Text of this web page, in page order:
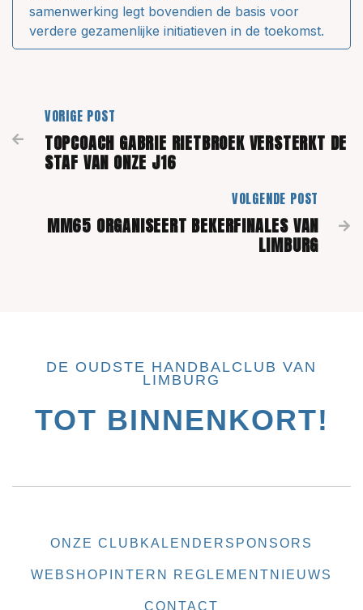
samenwerking legt bovendien de basis voor
verdere gezamenlijke initiatieven in de toekomst.

VORIGE POST
TOPCOACH GABRIE RIETBROEK VERSTERKT DE
STAF VAN ONZE J16
VOLGENDE POST
MM65 ORGANISEERT BEKERFINALES VAN
LIMBURG

DE OUDSTE HANDBALCLUB VAN
LIMBURG
TOT BINNENKORT!
ONZE CLUB KALENDER SPONSORS
WEBSHOP INTERN REGLEMENT NIEUWS
CONTACT